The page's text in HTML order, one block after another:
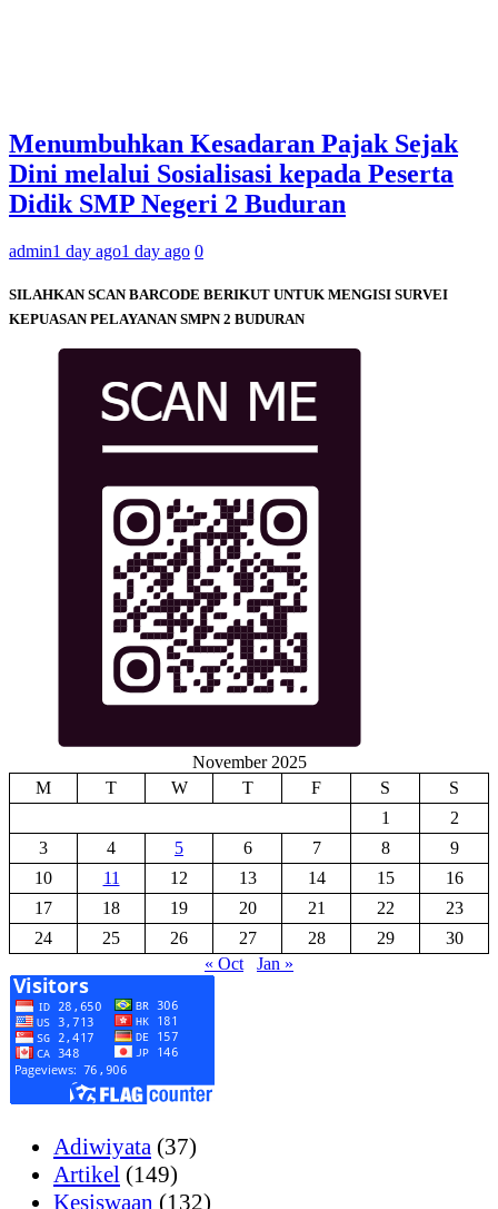
Menumbuhkan Kesadaran Pajak Sejak
Dini melalui Sosialisasi kepada Peserta
Didik SMP Negeri 2 Buduran
admin1 day ago1 day ago 0
SILAHKAN SCAN BARCODE BERIKUT UNTUK MENGISI SURVEI
KEPUASAN PELAYANAN SMPN 2 BUDURAN
November 2025
M
T W T F S
S
1
2
3
4 5 6 7 8
9
10
11 12 13 14 15
16
17
18 19 20 21 22
23
24
25 26 27 28 29
30
« Oct
Jan »
Adiwiyata (37)
Artikel (149)
Kesiswaan (132)